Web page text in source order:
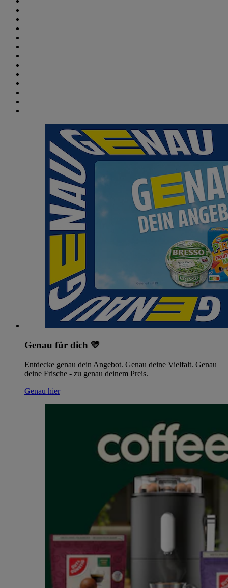
Genau für dich 💛
Entdecke genau dein Angebot. Genau deine Vielfalt. Genau
deine Frische - zu genau deinem Preis.
Genau hier